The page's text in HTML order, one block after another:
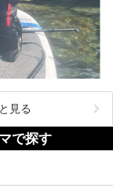
見る
で探す